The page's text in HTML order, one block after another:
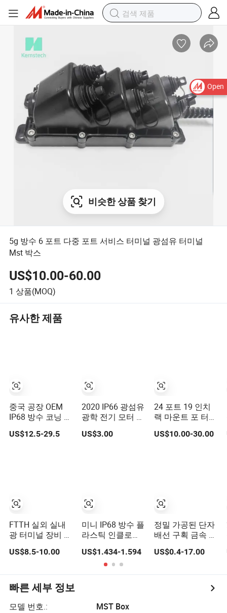
Open
비슷한 상품 찾기
5g 방수 6 포트 다중 포트 서비스 터미널 광섬유 터미널
Mst 박스
US$10.00-60.00
1 상품(MOQ)
유사한 제품
중국 공장 OEM
IP68 방수 코닝 옵
티탭 호환 MST 다
중 포트 서비스 터
US$12.5-29.5
FTTH 실외 실내
광 터미널 장비 및
US$8.5-10.00
2020 IP66 광섬유
광학 전기 모터 터
미널 박스
US$3.00
미니 IP68 방수 플
라스틱 인클로저
합 젤 박스
US$1.434-1.594
24 포트 19 인치
랙 마운트 포 터미
널 박스
US$10.00-30.00
정밀 가공된 단자
배선 구획 금속 관
위치 박스
US$0.4-17.00
빠른 세부 정보
모델 번호.:
MST Box